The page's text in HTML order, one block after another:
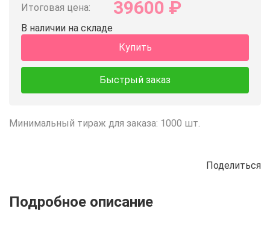
Итоговая цена: 39600 ₽
В наличии на складе
Купить
Быстрый заказ
Минимальный тираж для заказа: 1000 шт.
Поделиться
Описание Отзывы Рецепты